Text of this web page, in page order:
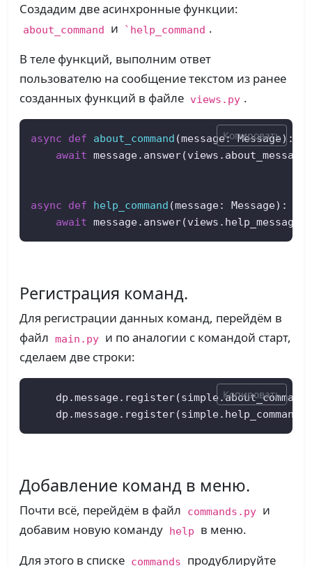
Создадим две асинхронные функции:
about_command и `help_command .
В теле функций, выполним ответ
пользователю на сообщение текстом из ранее
созданных функций в файле views.py .
async def about_command (message: Message):
await
async def help_command (message: Message):
await
Копировать
Регистрация команд.
Для регистрации данных команд, перейдём в
файл main.py
и по аналогии с командой старт,
сделаем две строки:
dp.message.register(simple.help_command,
Копировать
Добавление команд в меню.
Почти всё, перейдём в файл commands.py
и
добавим новую команду help
в меню.
Для этого в списке commands
продублируйте